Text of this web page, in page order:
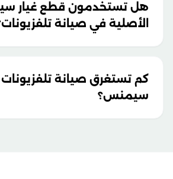
هل تستخدمون قطع غيار
الأصلية في صيانة
كم تستغرق صيانة تلفزيونات
سيمنس؟